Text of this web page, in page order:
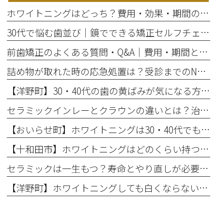
ホワイトニングはどっち？費用・効果・期間の違いから選び方を解説
30代で悩む歯並び｜鏡でできる矯正セルフチェックと将来のリスク
前歯矯正のよくある質問・Q&A｜費用・期間と部分矯正の適応を解説
詰め物が取れた時の応急処置は？受診までのNG行動と放置リスク
【洋野町】30・40代の歯の黄ばみが気になる方へ｜ホワイトニングで変わる歯と印象
セラミックインレーとクラウンの違いとは？治療範囲別に適した選択肢を解説
【おいらせ町】ホワイトニングは30・40代でも効果ある？年代別の特徴と始める前に知っておきたいこと
【十和田市】ホワイトニングはどのくらい持つ？持続期間と長持ちさせるコツ
セラミックは一生もつ？寿命とやり直しが必要になるケース
【洋野町】ホワイトニングしても白くならない理由とは？効果が出にくい人の特徴